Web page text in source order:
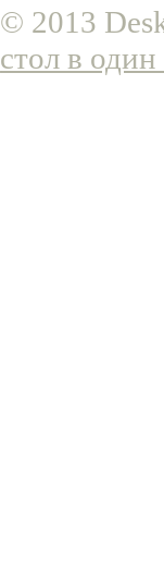
© 2013
стол в